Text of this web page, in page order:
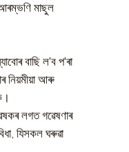
মাছুল
বাছি ল’ব প’ৰা
নিয়মীয়া আৰু
লগত গৱেষণাৰ
যিসকল ঘৰুৱা